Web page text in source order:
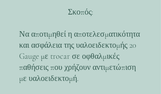
Σκοπός:
Να αποτιμηθεί η αποτελεσματικότητα
και ασφάλεια της υαλοειδεκτομής 20
Gauge με trocar σε οφθαλμικές
παθήσεις που χρήζουν αντιμετώπιση
με υαλοειδεκτομή.